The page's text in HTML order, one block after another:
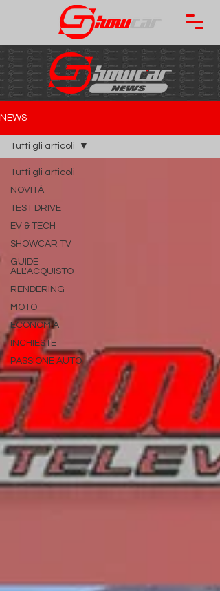
NEWS
Tutti gli articoli
NOVITÀ
TEST DRIVE
EV & TECH
SHOWCAR TV
GUIDE
ALL'ACQUISTO
RENDERING
MOTO
ECONOMIA
INCHIESTE
PASSIONE AUTO
Tutti gli articoli